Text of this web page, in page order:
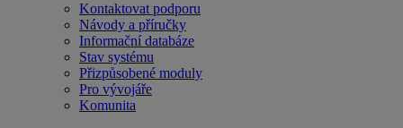
Kontaktovat podporu
Návody a příručky
Informační databáze
Stav systému
Přizpůsobené moduly
Pro vývojáře
Komunita